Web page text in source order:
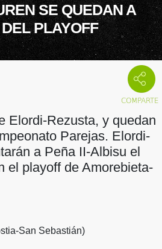
SE QUEDAN A
PLAYOFF
Elordi-Rezusta, y quedan
Parejas. Elordi-
a Peña II-Albisu el
el playoff de Amorebieta-
San Sebastián)